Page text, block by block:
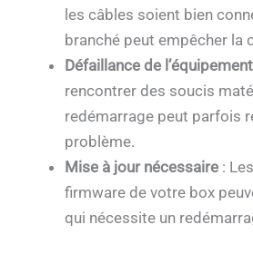
les câbles soient bien
branché peut empêcher la
Défaillance de l’équipement
rencontrer des soucis
redémarrage peut parfois
problème.
Mise à jour nécessaire :
firmware de votre box
qui nécessite un